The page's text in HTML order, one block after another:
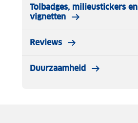
Tolbadges, milieustickers en
vignetten
Reviews
Duurzaamheid